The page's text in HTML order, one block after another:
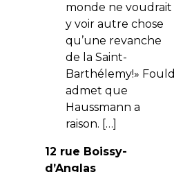
monde ne voudrait
y voir autre chose
qu’une revanche
de la Saint-
Barthélemy!» Fould
admet que
Haussmann a
raison. […]
12 rue Boissy-
d’Anglas